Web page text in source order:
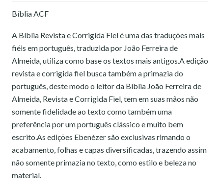
Bíblia ACF
A Bíblia Revista e Corrigida Fiel é uma das traduções mais
fiéis em português, traduzida por João Ferreira de
Almeida, utiliza como base os textos mais antigos.A edição
revista e corrigida fiel busca também a primazia do
português, deste modo o leitor da Bíblia João Ferreira de
Almeida, Revista e Corrigida Fiel, tem em suas mãos não
somente fidelidade ao texto como também uma
preferência por um português clássico e muito bem
escrito.As edições Ebenézer são exclusivas rimando o
acabamento, folhas e capas diversificadas, trazendo assim
não somente primazia no texto, como estilo e beleza no
material.